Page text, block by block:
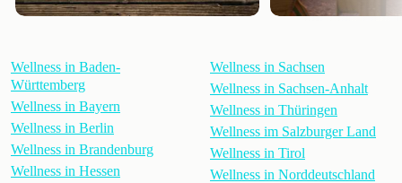
Wellness in Baden-
Württemberg
Wellness in Bayern
Wellness in Berlin
Wellness in Brandenburg
Wellness in Hessen
Wellness in Sachsen
Wellness in Sachsen-Anhalt
Wellness in Thüringen
Wellness im Salzburger Land
Wellness in Tirol
Wellness in Norddeutschland